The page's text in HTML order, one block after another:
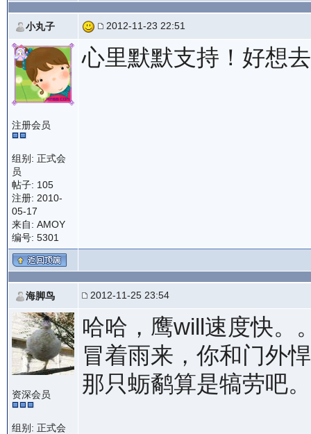
小丸子 2012-11-23 22:51
注册会员
组别: 正式会
员
帖子: 105
注册: 2010-
05-17
来自: AMOY
编号: 5301
心里默默支持！好想
海脚鸟 2012-11-25 23:54
资深会员
组别: 正式会
哈哈，鹰will速度快。
冒着雨来，你和门外
那只蛎鹬算是犒劳吧